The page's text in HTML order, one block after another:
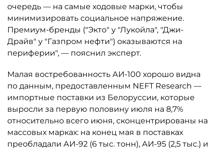
очередь — на самые ходовые марки, чтобы
минимизировать социальное напряжение.
Премиум-бренды ("Экто" у "Лукойла", "Джи-
Драйв" у "Газпром нефти") оказываются на
периферии", — пояснил эксперт.
Малая востребованность АИ-100 хорошо видна
по данным, предоставленным NEFT Research —
импортные поставки из Белоруссии, которые
выросли за первую половину июля на 8,7%
относительно всего июня, сконцентрированы на
массовых марках: на конец мая в поставках
преобладали АИ-92 (6 тыс. тонн), АИ-95 (2,5 тыс.) и